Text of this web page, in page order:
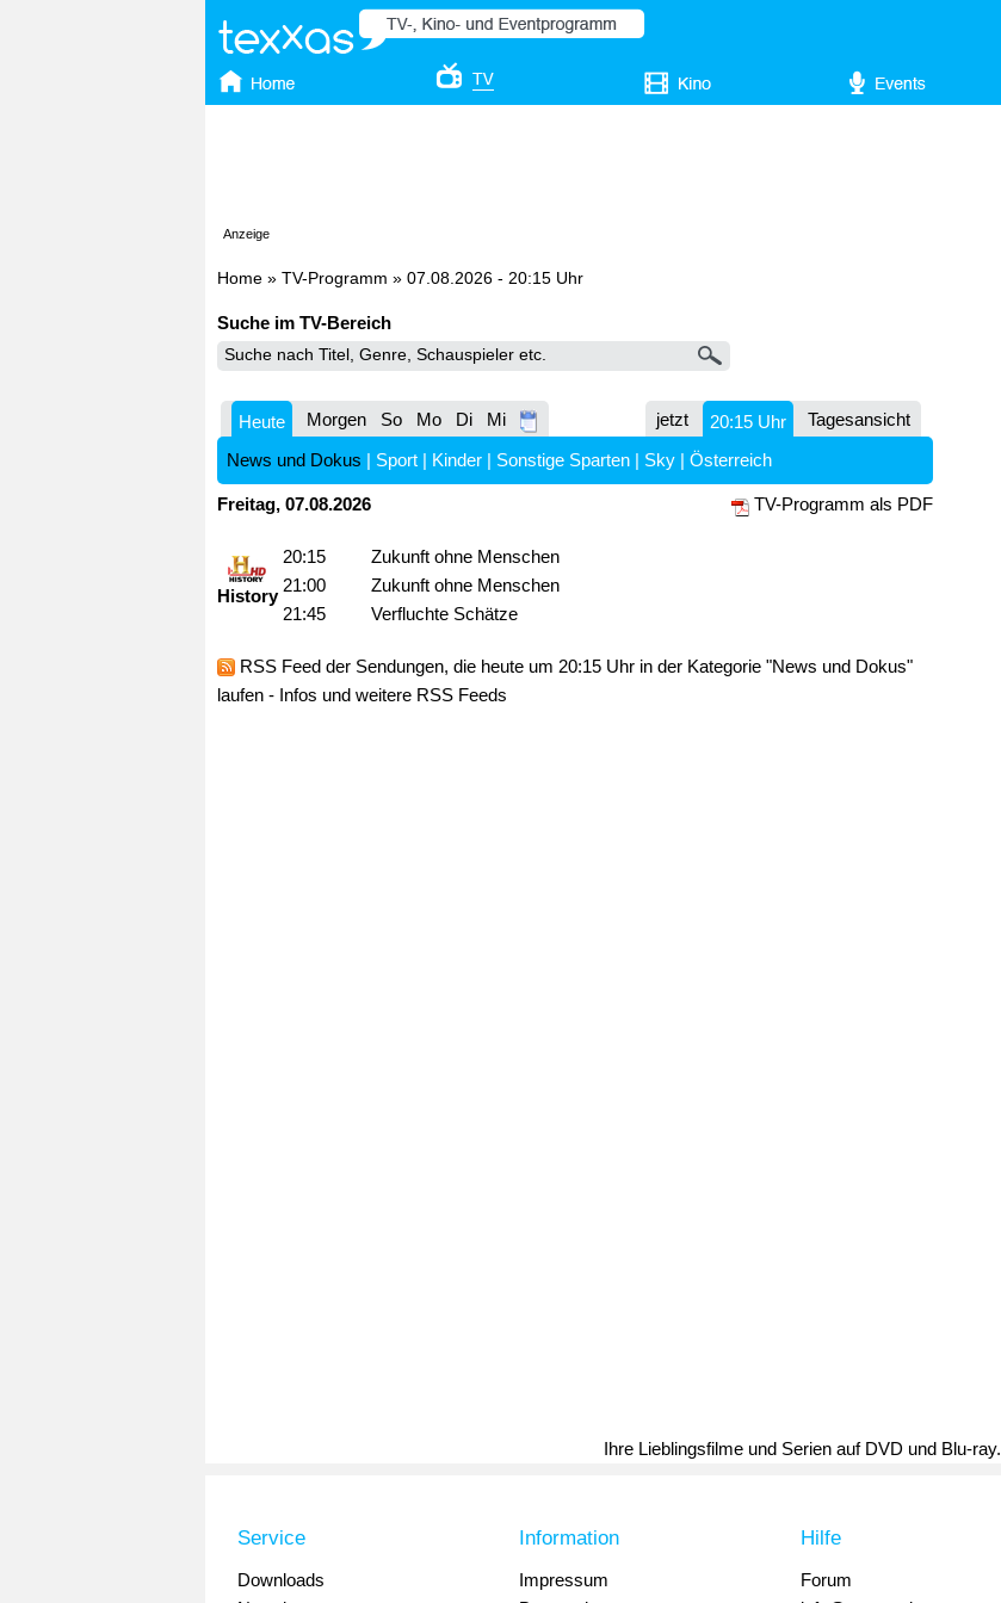
Anzeige
Home » TV-Programm » 07.08.2026 - 20:15 Uhr
Suche im TV-Bereich
Heute Morgen So Mo Di Mi jetzt 20:15 Uhr
Tagesansicht
News und Dokus | Sport | Kinder | Sonstige Sparten | Sky | Österreich
Freitag, 07.08.2026 TV-Programm als PDF
History
20:15
Zukunft ohne Menschen
21:00
Zukunft ohne Menschen
21:45
Verfluchte Schätze
RSS Feed der Sendungen, die heute um 20:15 Uhr in der Kategorie "News und Dokus"
laufen - Infos und weitere RSS Feeds
Ihre Lieblingsfilme und Serien auf DVD und Blu-ray.
Service
Downloads
Information
Impressum
Hilfe
Forum